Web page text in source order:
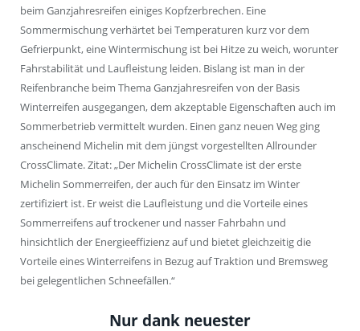
beim Ganzjahresreifen einiges Kopfzerbrechen. Eine
Sommermischung verhärtet bei Temperaturen kurz vor dem
Gefrierpunkt, eine Wintermischung ist bei Hitze zu weich, worunter
Fahrstabilität und Laufleistung leiden. Bislang ist man in der
Reifenbranche beim Thema Ganzjahresreifen von der Basis
Winterreifen ausgegangen, dem akzeptable Eigenschaften auch im
Sommerbetrieb vermittelt wurden. Einen ganz neuen Weg ging
anscheinend Michelin mit dem jüngst vorgestellten Allrounder
CrossClimate. Zitat: „Der Michelin CrossClimate ist der erste
Michelin Sommerreifen, der auch für den Einsatz im Winter
zertifiziert ist. Er weist die Laufleistung und die Vorteile eines
Sommerreifens auf trockener und nasser Fahrbahn und
hinsichtlich der Energieeffizienz auf und bietet gleichzeitig die
Vorteile eines Winterreifens in Bezug auf Traktion und Bremsweg
bei gelegentlichen Schneefällen.“
Nur dank neuester